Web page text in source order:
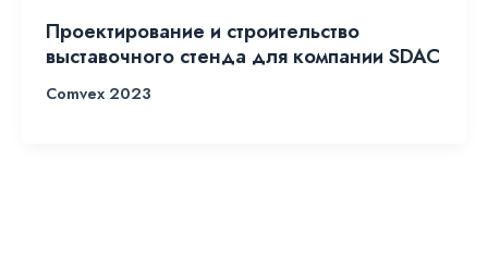
Проектирование и строительство
выставочного стенда для компании SDAC
Comvex 2023